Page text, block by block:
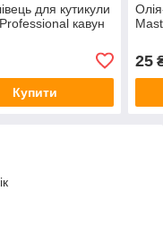
для кутикули
кавун
Купити
25